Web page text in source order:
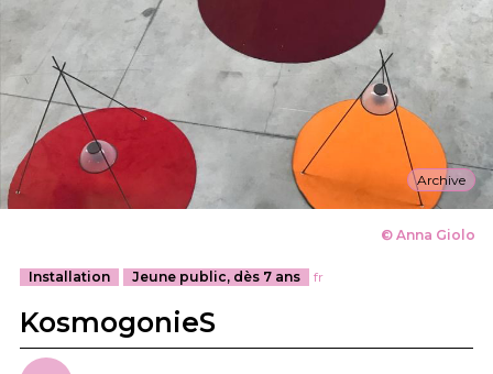
© Anna Giolo
Archive
Installation Jeune public, dès 7 ans fr
KosmogonieS